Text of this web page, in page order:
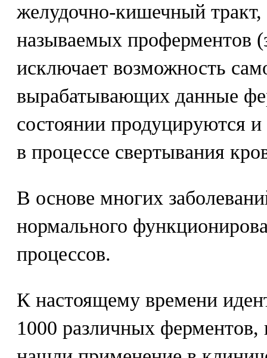
желудочно-кишечный тракт,
называемых проферментов
исключает возможность
вырабатывающих данные
состоянии продуцируются
в процессе свертывания
В основе многих
нормального
процессов.
К настоящему времени
1000 различных ферментов,